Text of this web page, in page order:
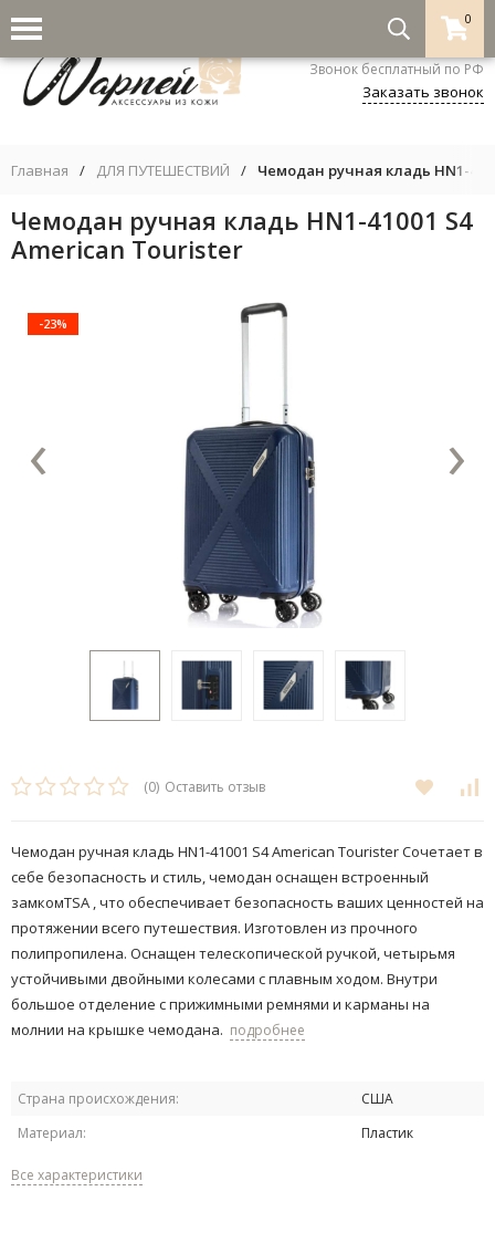
0
8-800-333-5530
Звонок бесплатный по РФ
Заказать звонок
Главная / ДЛЯ ПУТЕШЕСТВИЙ / Чемодан ручная кладь HN1-
Чемодан ручная кладь HN1-41001 S4
American Tourister
-23%
‹ ›
(0) Оставить отзыв
​Чемодан ручная кладь HN1-41001 S4 American Tourister Сочетает в
себе безопасность и стиль, чемодан оснащен встроенный
замкомTSA , что обеспечивает безопасность ваших ценностей на
протяжении всего путешествия.​ Изготовлен из прочного
полипропилена. Оснащен телескопической ручкой, четырьмя
устойчивыми двойными колесами с плавным ходом. Внутри
большое отделение с прижимными ремнями и карманы на
молнии на крышке чемодана. ​ подробнее
Страна происхождения:
США
Материал:
Пластик
Все характеристики